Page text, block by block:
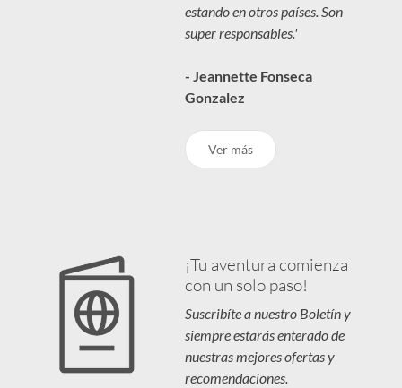
estando en otros países. Son
super responsables.'
- Jeannette Fonseca
Gonzalez
Ver más
¡Tu aventura comienza
con un solo paso!
Suscribíte a nuestro Boletín y
siempre estarás enterado de
nuestras mejores ofertas y
recomendaciones.